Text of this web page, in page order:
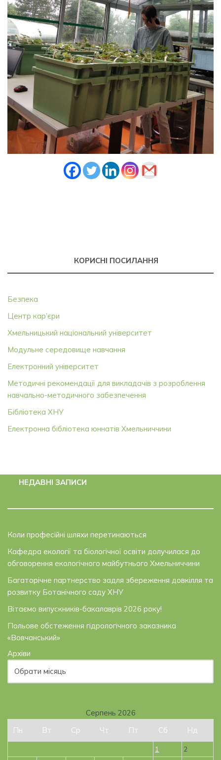
КОРИСНІ ПОСИЛАННЯ
Безпека
Центр кар’єри
Хмельницький національний університет
Модульне середовище навчання
Електронний університет
Методичні рекомендації для викладачів з розроблення
навчально-методичного забезпечення
Бібліотека ХНУ
Електронна бібліотека юннатів Хмельниччини
НЕДАВНІ ЗАПИСИ
Коли професійні шляхи перетинаються
Кафедра екології та біологічної освіти долучилася до
обговорення екологічного майбутнього Хмельниччини
Багаторічне партнерство задля збереження довкілля та
розвитку Ботанічного саду ХНУ
Вітаємо випускників-бакалаврів 2026 року!
Польове обстеження гідрологічного заказника
«Вовчанський»
Архіви
Серпень 2026
Пн
Вт Ср Чт Пт Сб Нд
1 2